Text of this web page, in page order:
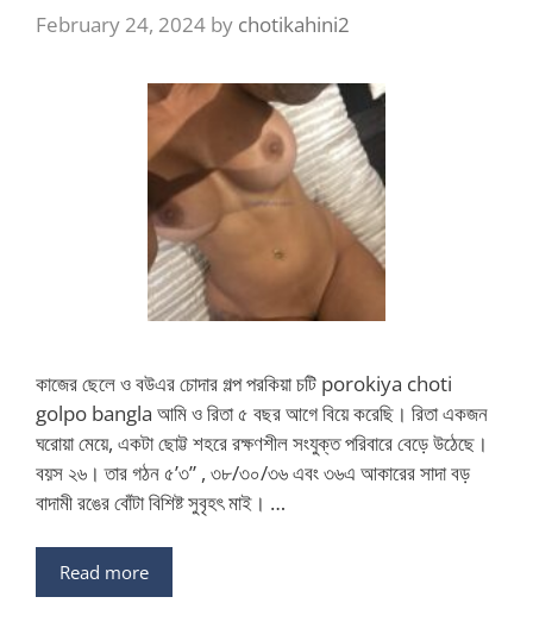
February 24, 2024 by chotikahini2
কাজের ছেলে ও বউএর চোদার গল্প পরকিয়া চটি porokiya choti
golpo bangla আমি ও রিতা ৫ বছর আগে বিয়ে করেছি। রিতা একজন
ঘরোয়া মেয়ে, একটা ছোট্ট শহরে রক্ষণশীল সংযুক্ত পরিবারে বেড়ে উঠেছে।
বয়স ২৬। তার গঠন ৫’৩” , ৩৮/৩০/৩৬ এবং ৩৬এ আকারের সাদা বড়
বাদামী রঙের বোঁটা বিশিষ্ট সুবৃহৎ মাই। …
Read more